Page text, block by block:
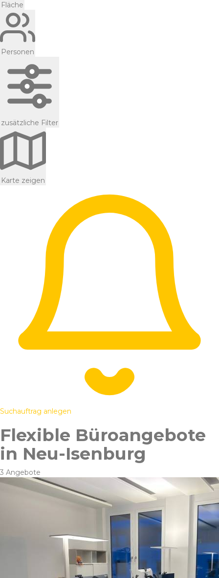
Fläche
Personen
zusätzliche Filter
Karte zeigen
Suchauftrag anlegen
Flexible Büroangebote
in Neu-Isenburg
3 Angebote